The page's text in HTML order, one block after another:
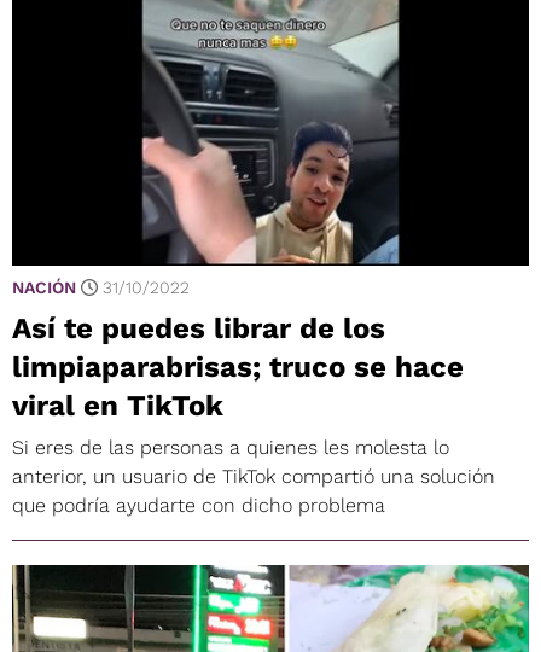
NACIÓN 31/10/2022
Así te puedes librar de los
limpiaparabrisas; truco se hace
viral en TikTok
Si eres de las personas a quienes les molesta lo
anterior, un usuario de TikTok compartió una solución
que podría ayudarte con dicho problema